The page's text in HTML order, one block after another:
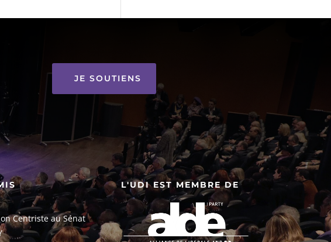
JE SOUTIENS
Centriste au Sénat
L'UDI EST MEMBRE DE